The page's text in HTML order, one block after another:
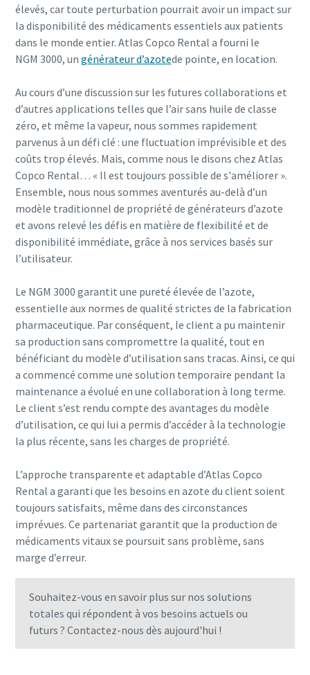
élevés, car toute perturbation pourrait avoir un impact sur
la disponibilité des médicaments essentiels aux patients
dans le monde entier. Atlas Copco Rental a fourni le
NGM 3000, un générateur d’azotede pointe, en location.
Au cours d’une discussion sur les futures collaborations et
d’autres applications telles que l’air sans huile de classe
zéro, et même la vapeur, nous sommes rapidement
parvenus à un défi clé : une fluctuation imprévisible et des
coûts trop élevés. Mais, comme nous le disons chez Atlas
Copco Rental… « Il est toujours possible de s'améliorer ».
Ensemble, nous nous sommes aventurés au-delà d’un
modèle traditionnel de propriété de générateurs d’azote
et avons relevé les défis en matière de flexibilité et de
disponibilité immédiate, grâce à nos services basés sur
l’utilisateur.
Le NGM 3000 garantit une pureté élevée de l’azote,
essentielle aux normes de qualité strictes de la fabrication
pharmaceutique. Par conséquent, le client a pu maintenir
sa production sans compromettre la qualité, tout en
bénéficiant du modèle d’utilisation sans tracas. Ainsi, ce qui
a commencé comme une solution temporaire pendant la
maintenance a évolué en une collaboration à long terme.
Le client s’est rendu compte des avantages du modèle
d’utilisation, ce qui lui a permis d’accéder à la technologie
la plus récente, sans les charges de propriété.
L’approche transparente et adaptable d’Atlas Copco
Rental a garanti que les besoins en azote du client soient
toujours satisfaits, même dans des circonstances
imprévues. Ce partenariat garantit que la production de
médicaments vitaux se poursuit sans problème, sans
marge d’erreur.
Souhaitez-vous en savoir plus sur nos solutions
totales qui répondent à vos besoins actuels ou
futurs ? Contactez-nous dès aujourd'hui !